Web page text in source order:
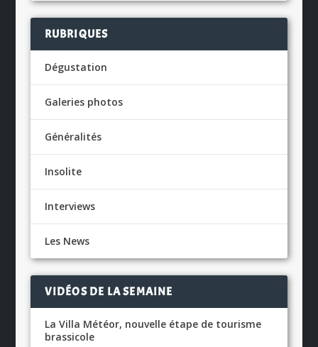
RUBRIQUES
Dégustation
Galeries photos
Généralités
Insolite
Interviews
Les News
VIDÉOS DE LA SEMAINE
La Villa Météor, nouvelle étape de tourisme
brassicole